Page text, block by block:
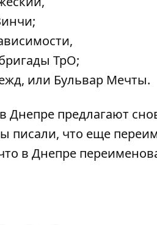
ТрО;
или Бульвар Мечты.
Днепре предлагают
писали, что еще
в Днепре